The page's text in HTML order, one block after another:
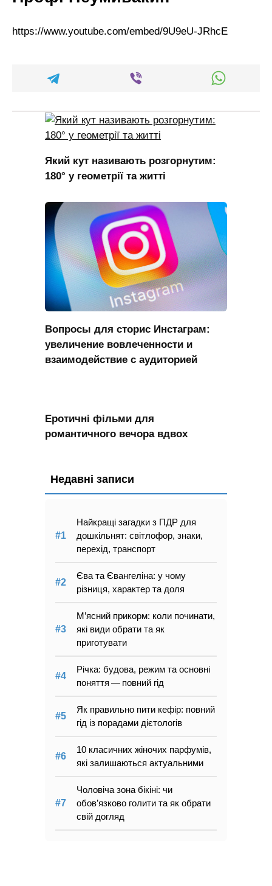
https://www.youtube.com/embed/9U9eU-JRhcE
Який кут називають розгорнутим:
180° у геометрії та житті
Вопросы для сторис Инстаграм:
увеличение вовлеченности и
взаимодействие с аудиторией
Еротичні фільми для
романтичного вечора вдвох
Недавні записи
Найкращі загадки з ПДР для
дошкільнят: світлофор, знаки,
перехід, транспорт
Єва та Євангеліна: у чому
різниця, характер та доля
М’ясний прикорм: коли починати,
які види обрати та як
приготувати
Річка: будова, режим та основні
поняття — повний гід
Як правильно пити кефір: повний
гід із порадами дієтологів
10 класичних жіночих парфумів,
які залишаються актуальними
Чоловіча зона бікіні: чи
обов’язково голити та як обрати
свій догляд